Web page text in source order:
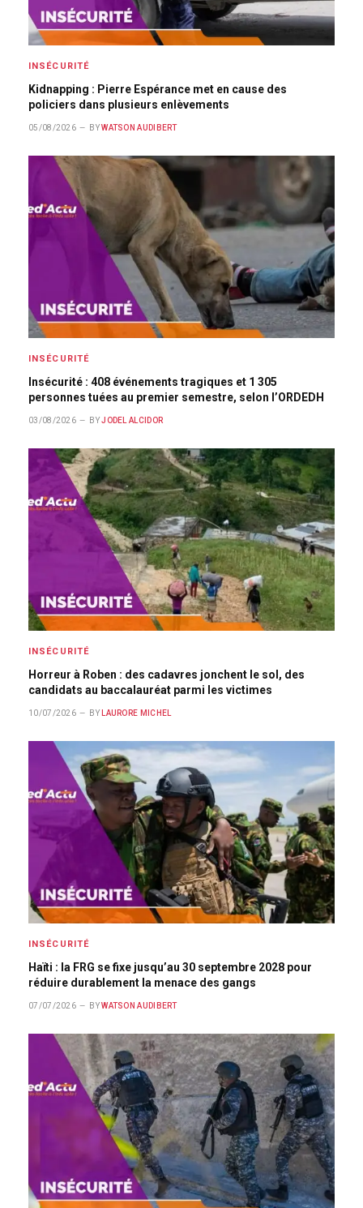
INSÉCURITÉ
Kidnapping : Pierre Espérance met en cause des
policiers dans plusieurs enlèvements
05/08/2026 BY WATSON AUDIBERT
INSÉCURITÉ
Insécurité : 408 événements tragiques et 1 305
personnes tuées au premier semestre, selon l’ORDEDH
03/08/2026 BY JODEL ALCIDOR
INSÉCURITÉ
Horreur à Roben : des cadavres jonchent le sol, des
candidats au baccalauréat parmi les victimes
10/07/2026 BY LAURORE MICHEL
INSÉCURITÉ
Haïti : la FRG se fixe jusqu’au 30 septembre 2028 pour
réduire durablement la menace des gangs
07/07/2026 BY WATSON AUDIBERT